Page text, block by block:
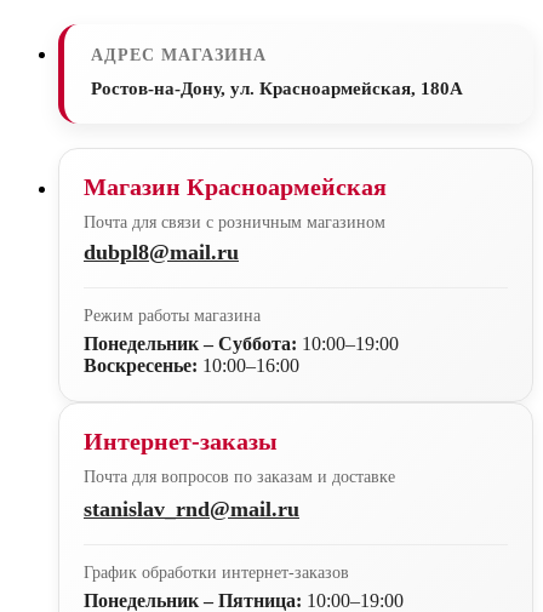
АДРЕС МАГАЗИНА
Ростов-на-Дону, ул. Красноармейская, 180А
Магазин Красноармейская
Почта для связи с розничным магазином
dubpl8@mail.ru
Режим работы магазина
Понедельник – Суббота: 10:00–19:00
Воскресенье: 10:00–16:00
Интернет-заказы
Почта для вопросов по заказам и доставке
stanislav_rnd@mail.ru
График обработки интернет-заказов
Понедельник – Пятница: 10:00–19:00